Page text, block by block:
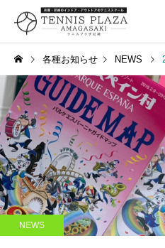
一般スクール
キャンペーン
259：箕面でナポレオンパ
イ
各種お知らせ NEWS
NEWS